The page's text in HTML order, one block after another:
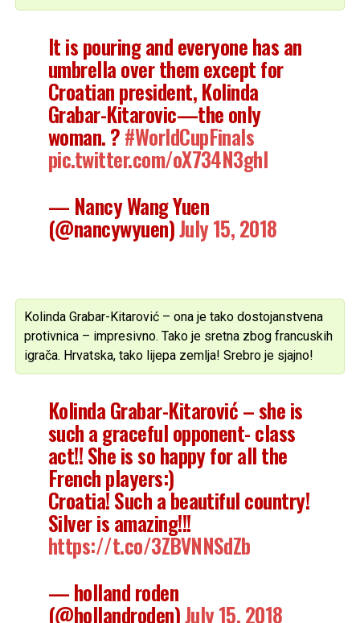
It is pouring and everyone has an
umbrella over them except for
Croatian president, Kolinda
Grabar-Kitarovic—the only
woman. ?#WorldCupFinals
pic.twitter.com/oX734N3ghl
— Nancy Wang Yuen
(@nancywyuen)July 15, 2018
Kolinda Grabar-Kitarović – ona je tako dostojanstvena
protivnica – impresivno. Tako je sretna zbog francuskih
igrača. Hrvatska, tako lijepa zemlja! Srebro je sjajno!
Kolinda Grabar-Kitarović – she is
such a graceful opponent- class
act!! She is so happy for all the
French players:)
Croatia! Such a beautiful country!
Silver is amazing!!!
https://t.co/3ZBVNNSdZb
— holland roden
(@hollandroden)July 15, 2018